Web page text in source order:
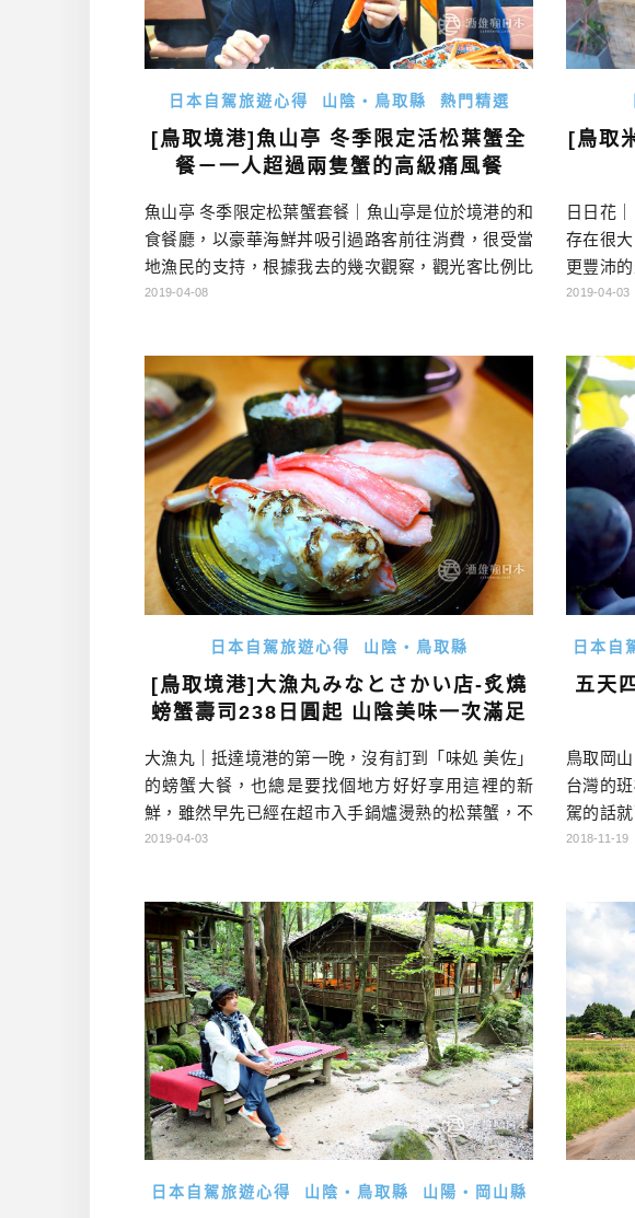
日本自駕旅遊心得 山陰・鳥取縣 熱門精選
[鳥取境港]魚山亭 冬季限定活松葉蟹全
餐－一人超過兩隻蟹的高級痛風餐
魚山亭 冬季限定松葉蟹套餐｜魚山亭是位於境港的和
食餐廳，以豪華海鮮丼吸引過路客前往消費，很受當
地漁民的支持，根據我去的幾次觀察，觀光客比例比
在地客比例低，這當然跟他交通較為不便，只有開車
且不接受臨時取消。打電話過去的時後，他們會問的
很細，包含你住的飯店在哪邊，當天是從哪邊過來，
因為冬季如果降雪，就有可能 […]…
2019-04-08
[鳥取
日日花
存在很
更豐沛
年輕人
趣」，
我來說
們這裡
2019-04-03
日本自駕旅遊心得 山陰・鳥取縣
[鳥取境港]大漁丸みなとさかい店-炙燒
螃蟹壽司238日圓起 山陰美味一次滿足
大漁丸｜抵達境港的第一晚，沒有訂到「味処 美佐」
的螃蟹大餐，也總是要找個地方好好享用這裡的新
鮮，雖然早先已經在超市入手鍋爐燙熟的松葉蟹，不
過還是想要吃一下店裡的美味。這時候我想到了上次
螃蟹好不好吃！ ▲超市買的松葉蟹超便宜 大漁丸みな
とさかい店 資訊 店名：大漁丸 みなとさかい店 官
網 電話：0859-4 […]…
2019-04-03
日本自
五天
鳥取岡
台灣的
駕的話
浪費半
矢掛町
矢掛町
→蒜山
2018-11-19
日本自駕旅遊心得 山陰・鳥取縣 山陽・岡山縣